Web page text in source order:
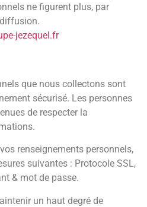
ne figurent plus, par
jezequel.fr
que nous collectons sont
sécurisé. Les personnes
de respecter la
renseignements personnels,
suivantes : Protocole SSL,
& mot de passe.
un haut degré de